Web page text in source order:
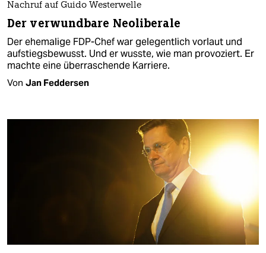
Nachruf auf Guido Westerwelle
Der verwundbare Neoliberale
Der ehemalige FDP-Chef war gelegentlich vorlaut und
aufstiegsbewusst. Und er wusste, wie man provoziert. Er
machte eine überraschende Karriere.
Von Jan Feddersen